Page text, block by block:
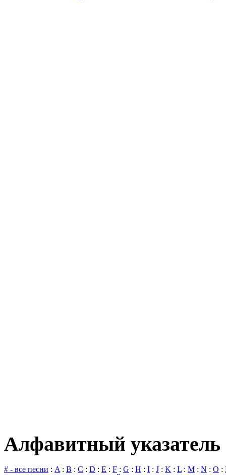
Алфавитный указатель
# - все песни : A: B : C : D : E : F : G : H : I : J : K : L : M : N : O :